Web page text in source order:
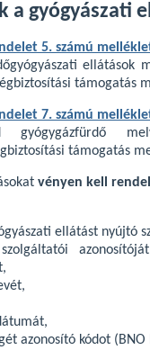
a gyógyászati
5. számú
ellátások
támogatás
7. számú
gyógygázfürdő
támogatás
vényen kell
ellátást nyújtó
azonosító kódot (BNO